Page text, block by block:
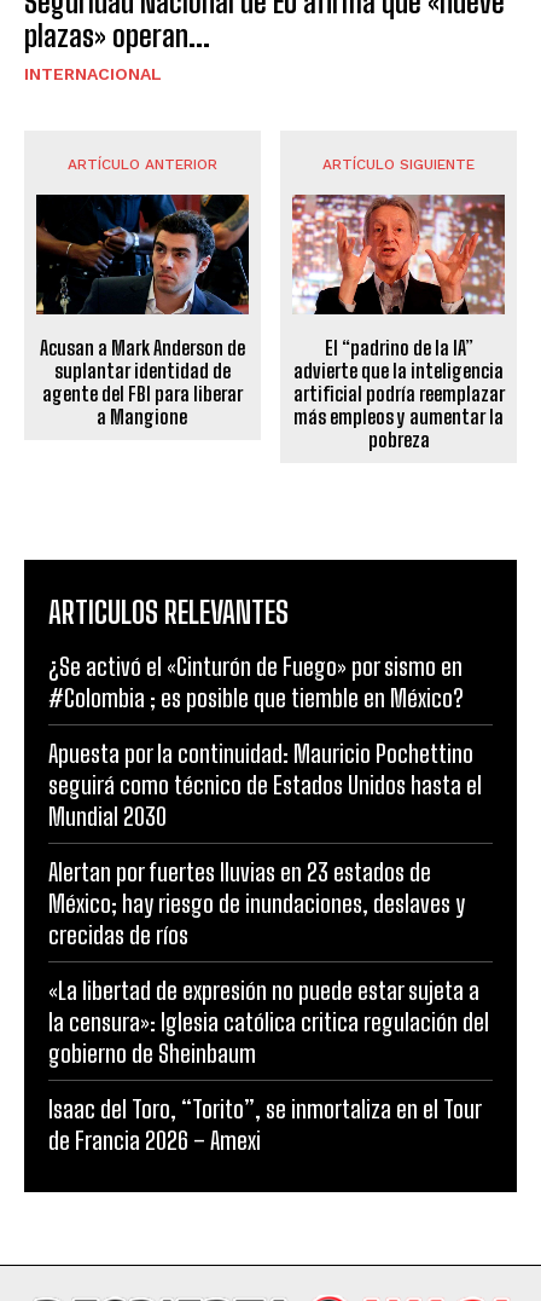
plazas» operan...
INTERNACIONAL
ARTÍCULO ANTERIOR
Acusan a Mark Anderson de
suplantar identidad de
agente del FBI para liberar
a Mangione
ARTÍCULO SIGUIENTE
El “padrino de la IA”
advierte que la inteligencia
artificial podría reemplazar
más empleos y aumentar la
pobreza
ARTICULOS RELEVANTES
¿Se activó el «Cinturón de Fuego» por sismo en
#Colombia ; es posible que tiemble en México?
Apuesta por la continuidad: Mauricio Pochettino
seguirá como técnico de Estados Unidos hasta el
Mundial 2030
Alertan por fuertes lluvias en 23 estados de
México; hay riesgo de inundaciones, deslaves y
crecidas de ríos
«La libertad de expresión no puede estar sujeta a
la censura»: Iglesia católica critica regulación del
gobierno de Sheinbaum
Isaac del Toro, “Torito”, se inmortaliza en el Tour
de Francia 2026 – Amexi